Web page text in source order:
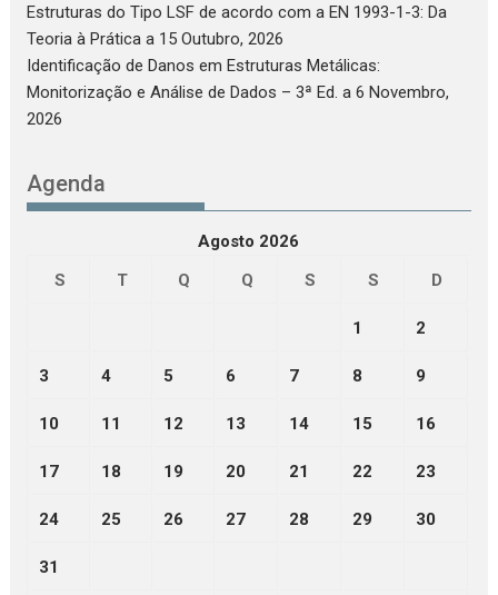
Estruturas do Tipo LSF de acordo com a EN 1993-1-3: Da
Teoria à Prática a 15 Outubro, 2026
Identificação de Danos em Estruturas Metálicas:
Monitorização e Análise de Dados – 3ª Ed. a 6 Novembro,
2026
Agenda
Agosto 2026
S
T Q Q S S D
1 2
3 4 5 6 7 8 9
10 11 12 13 14 15 16
17 18 19 20 21 22 23
24 25 26 27 28 29 30
31